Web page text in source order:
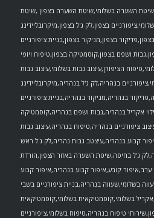
השערה בשלומי,שיטת השערה בצפון ,שיטת
בצפון,לק ג'ל בצפון,מיקרובליידינג
בצפון,מניקור בצפון,בניית ציפורניים
ושפם בצפון,קוסמטיקה בצפון,טיפוח ויופי
הציפורן,עיצוב גבות בשלומי,עיצוב גבות
בנהריה,לק ג'ל בנהריה,מיקרובליידינג
בנהריה,מניקור בנהריה,בניית ציפורניים
אקריל בנהריה,גבות ושפם בנהריה,קוסמטיקה
ציפורניים בנהריה,טיפוח בנהריה,עיצוב גבות
קבוע בנהריה,עיצטב גבות נהריה,לק ג'ל ראש
ג'ל בחיפה,שיטת השערה באזור הצפון,הורדת
ערב,איפור קובע,איפור קבוע בנהריה,איפור קבוע
בשלומי,שעווה בנהריה,בניית ציפורניים בשבי
בשלומי,קוסמטיקאית בשלומי,קוסמטיקאית
טיפוח בנהריה,טיפוח בשלומי,ציפורניים